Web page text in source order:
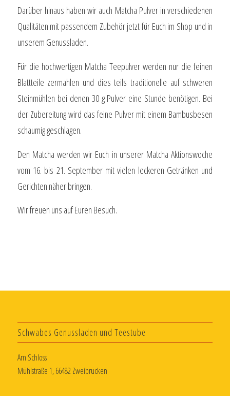
Darüber hinaus haben wir auch Matcha Pulver in verschiedenen
Qualitäten mit passendem Zubehör jetzt für Euch im Shop und in
unserem Genussladen.
Für die hochwertigen Matcha Teepulver werden nur die feinen
Blattteile zermahlen und dies teils traditionelle auf schweren
Steinmühlen bei denen 30 g Pulver eine Stunde benötigen. Bei
der Zubereitung wird das feine Pulver mit einem Bambusbesen
schaumig geschlagen.
Den Matcha werden wir Euch in unserer Matcha Aktionswoche
vom 16. bis 21. September mit vielen leckeren Getränken und
Gerichten näher bringen.
Wir freuen uns auf Euren Besuch.
Schwabes Genussladen und Teestube
Am Schloss
Mühlstraße 1, 66482 Zweibrücken